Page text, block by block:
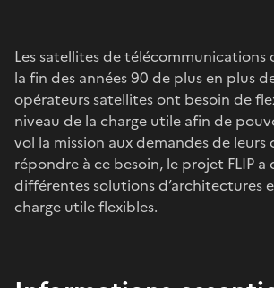
Les satellites de
la fin des années 90 de plus en plus
opérateurs satellites ont besoin de
niveau de la charge utile afin de
vol la mission aux demandes de
répondre à ce besoin, le projet FLIP
différentes solutions d’architectures
charge utile flexibles.